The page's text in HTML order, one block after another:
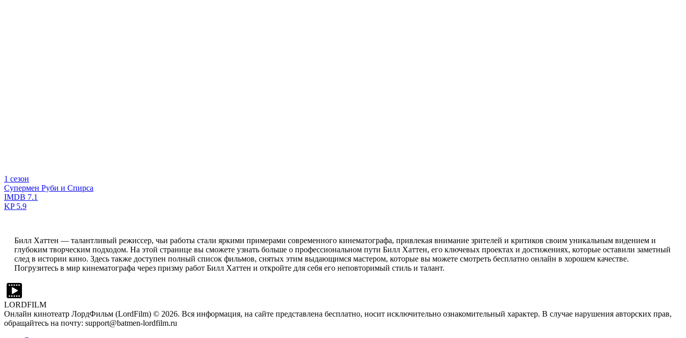
1 сезон
Супермен Руби и Спирса
IMDB 7.1
KP5.9
Билл Хаттен — талантливый режиссер, чьи работы стали яркими примерами современного кинематографа, привлекая внимание зрителей и критиков своим уникальным видением и
глубоким творческим подходом. На этой странице вы сможете узнать больше о профессиональном пути Билл Хаттен, его ключевых проектах и достижениях, которые оставили заметный
след в истории кино. Здесь также доступен полный список фильмов, снятых этим выдающимся мастером, которые вы можете смотреть бесплатно онлайн в хорошем качестве.
Погрузитесь в мир кинематографа через призму работ Билл Хаттен и откройте для себя его неповторимый стиль и талант.
LORDFILM
Онлайн кинотеатр ЛордФильм (LordFilm) © 2026. Вся информация, на сайте представлена бесплатно, носит исключительно ознакомительный характер. В случае нарушения авторских прав,
обращайтесь на почту: support@batmen-lordfilm.ru